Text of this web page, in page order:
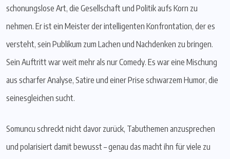
schonungslose Art, die Gesellschaft und Politik aufs Korn zu
nehmen. Er ist ein Meister der intelligenten Konfrontation, der es
versteht, sein Publikum zum Lachen und Nachdenken zu bringen.
Sein Auftritt war weit mehr als nur Comedy. Es war eine Mischung
aus scharfer Analyse, Satire und einer Prise schwarzem Humor, die
seinesgleichen sucht.
Somuncu schreckt nicht davor zurück, Tabuthemen anzusprechen
und polarisiert damit bewusst – genau das macht ihn für viele zu